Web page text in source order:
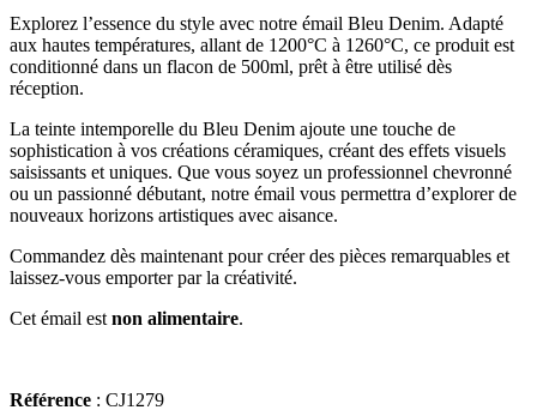
Explorez l’essence du style avec notre émail Bleu Denim. Adapté
aux hautes températures, allant de 1200°C à 1260°C, ce produit est
conditionné dans un flacon de 500ml, prêt à être utilisé dès
réception.
La teinte intemporelle du Bleu Denim ajoute une touche de
sophistication à vos créations céramiques, créant des effets visuels
saisissants et uniques. Que vous soyez un professionnel chevronné
ou un passionné débutant, notre émail vous permettra d’explorer de
nouveaux horizons artistiques avec aisance.
Commandez dès maintenant pour créer des pièces remarquables et
laissez-vous emporter par la créativité.
Cet émail est non alimentaire.
Référence : CJ1279